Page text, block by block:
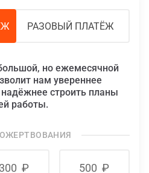
РАЗОВЫЙ ПЛАТЁЖ
но ежемесячной
нам увереннее
надёжнее строить планы
работы.
300 ₽ 500 ₽